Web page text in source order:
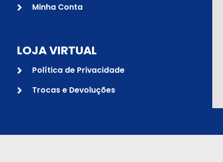
Minha Conta
LOJA VIRTUAL
Política de Privacidade
Trocas e Devoluções